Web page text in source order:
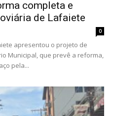
completa e
de Lafaiete
0
apresentou o projeto de
Municipal, que prevê a reforma,
pela...